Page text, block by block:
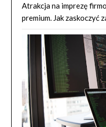
Atrakcja na imprezę
premium. Jak zaskoczyć